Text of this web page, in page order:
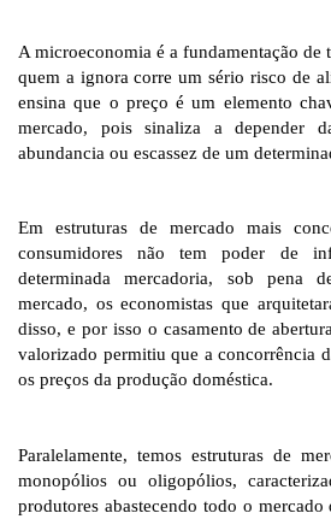
A microeconomia é a fundamentação de
quem a ignora corre um sério risco de
ensina que o preço é um elemento
mercado, pois sinaliza a depender
abundancia ou escassez de um
Em estruturas de mercado mais
consumidores não tem poder de
determinada mercadoria, sob pena
mercado, os economistas que
disso, e por isso o casamento de
valorizado permitiu que a concorrência
os preços da produção doméstica.
Paralelamente, temos estruturas de
monopólios ou oligopólios,
produtores abastecendo todo o